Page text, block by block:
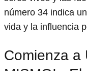
número 34 indica
vida y la influencia
Comienza a